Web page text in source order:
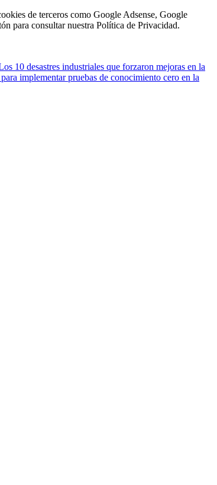
de terceros como Google Adsense, Google
para consultar nuestra Política de Privacidad.
10 desastres industriales que forzaron mejoras en la
implementar pruebas de conocimiento cero en la